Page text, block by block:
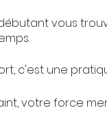
vous
c'est une
votre force